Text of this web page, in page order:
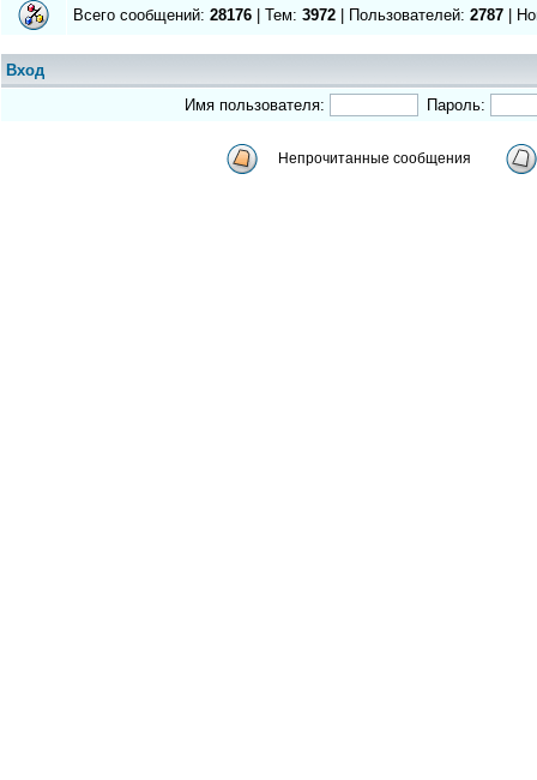
Всего сообщений: 28176 | Тем: 3972 | Пользователей: 2787 |
Вход
Имя пользователя:
Пароль:
Непрочитанные сообщения